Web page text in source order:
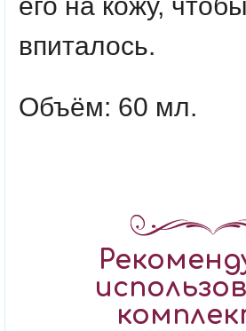
впиталось.
Объём: 60 мл.